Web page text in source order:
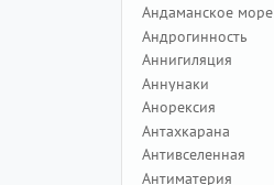
Андаманское море
Андрогинность
Аннигиляция
Аннунаки
Анорексия
Антахкарана
Антивселенная
Антиматерия